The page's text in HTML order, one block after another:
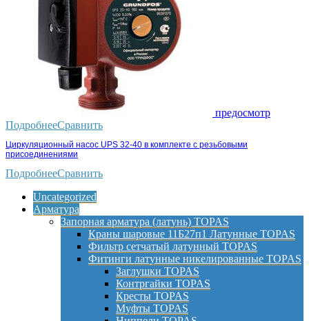
предосмотр
ПодробнееСравнить
Циркуляционный насос UPS 32-40 в комплекте с резьбовыми
присоединениями
ПодробнееСравнить
Uncategorized
Арматура
Запорная арматура (латунь) TOPAS
Краны шаровые 11Б27п1 Латунные TOPAS
Фильтр сетчатый латунный TOPAS
Фитинги латунные никелированные TOPAS
Заглушки TOPAS
Контргайки TOPAS
Кресты TOPAS
Муфты TOPAS